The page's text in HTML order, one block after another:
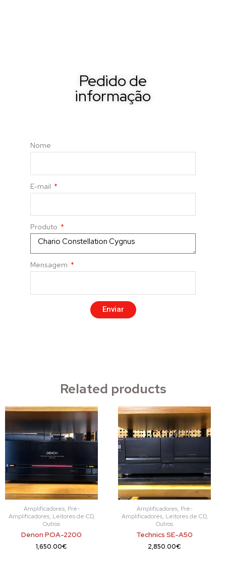
Pedido de
informação
Nome
E-mail
Produto
Mensagem
Enviar
Related products
Amplificadores, Pré-
Amplificadores, Leitores de CD,
Outros
Denon POA-2200
1,650.00€
Amplificadores, Pré-
Amplificadores, Leitores de CD,
Outros
Technics SE-A50
2,850.00€